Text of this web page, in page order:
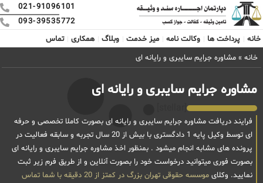
021-91096101
093-39535772
خانه
پرداخت ها وکالت نامه میز خدمت وبلاگ همکاری
تماس
خانه » مشاوره جرایم سایبری و رایانه ای
مشاوره جرایم سایبری و رایانه ای
فرایند دریافت مشاوره جرایم سایبری و رایانه ای بصورت کاملا تخصصی و حرفه
ای توسط وکیل پایه 1 دادگستری با بیش از 20 سال تجربه و سابقه فعالیت در
پرونده های مشابه انجام میشود . بمنظور اخذ مشاوره جرایم سایبری و رایانه ای
بصورت فوری میتوانید درخواست خود را بصورت آنلاین و از طریق فرم زیر ثبت
نمایید. وکلای
موسسه حقوقی تهران بزرگ در کمتز از 20 دقیقه با شما تماس